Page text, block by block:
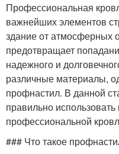
Профессиональная
важнейших элементов
здание от атмосферных
предотвращает
надежного и
различные материалы,
профнастил. В данной
правильно
профессиональной
### Что такое